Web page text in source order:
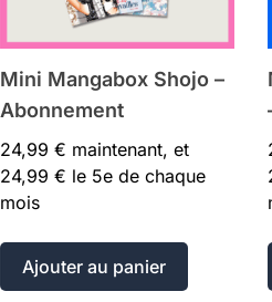
Mini Mangabox Shojo –
Abonnement
24,99 € maintenant, et
24,99 € le 5e de chaque
mois
Ajouter au panier